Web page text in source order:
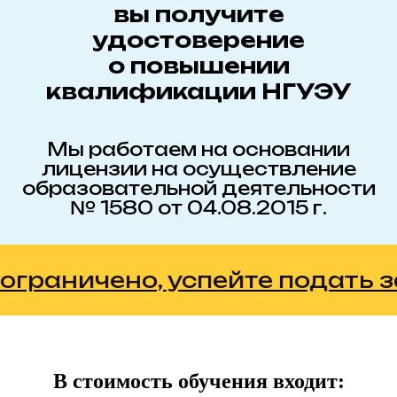
вы получите
удостоверение
о повышении
квалификации НГУЭУ
Мы работаем на основании
лицензии на осуществление
образовательной деятельности
№ 1580 от 04.08.2015 г.
успейте подать
В стоимость обучения входит: